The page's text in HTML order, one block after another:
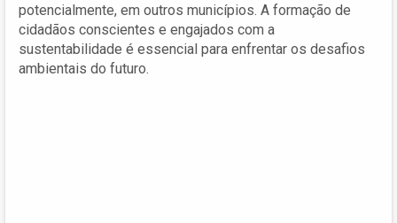
potencialmente, em outros municípios. A formação de
cidadãos conscientes e engajados com a
sustentabilidade é essencial para enfrentar os desafios
ambientais do futuro.